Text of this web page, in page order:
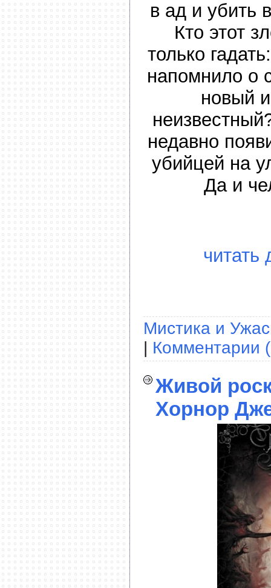
в ад и убить
Кто этот
только
напомнило о
новый
недавно
убийцей на
Да и
читать
Мистика и
| Комментарии
Живой
Хорнор